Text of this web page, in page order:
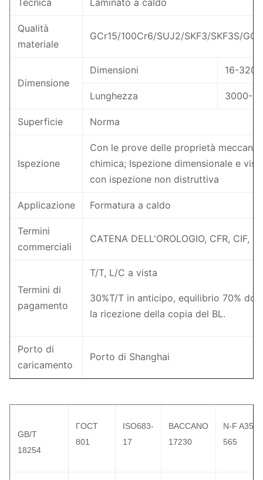
Tecnica Laminato a caldo
Qualità
materiale
GCr15/100Cr6/SUJ2/SKF3/SKF3S/
Dimensione
Dimensioni 16-
Lunghezza 3000-
Superficie Norma
Ispezione
Con le prove delle proprietà
chimica; Ispezione dimensionale e
con ispezione non distruttiva
Applicazione Formatura a caldo
Termini
commerciali
CATENA DELL'OROLOGIO, CFR, CIF,
Termini di
pagamento
T/T, L/C a vista
30%T/T in anticipo, equilibrio 70%
la ricezione della copia del BL.
Porto di
caricamento
Porto di Shanghai
GB/T
18254
ΓOCT
801
ISO683-
17
BACCANO
17230
N-F A35-
565